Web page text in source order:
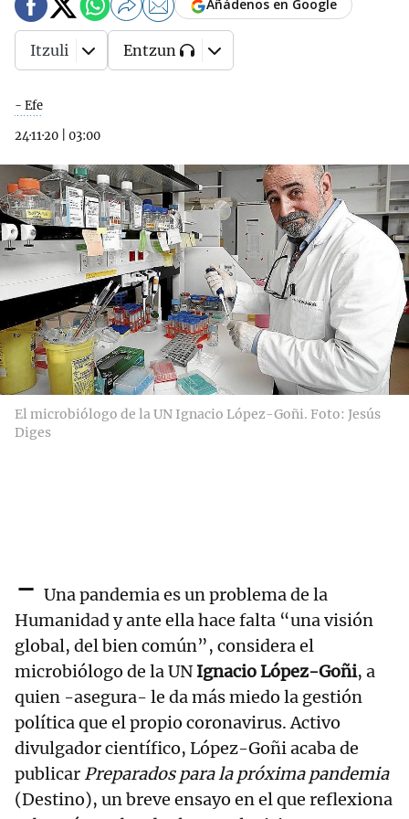
- Efe
24·11·20
03:00
Añádenos en Google
Itzuli Entzun
El microbiólogo de la UN Ignacio López-Goñi. Foto: Jesús
Diges
- Una pandemia es un problema de la
Humanidad y ante ella hace falta “una visión
global, del bien común”, considera el
microbiólogo de la UN Ignacio López-Goñi, a
quien -asegura- le da más miedo la gestión
política que el propio coronavirus. Activo
divulgador científico, López-Goñi acaba de
publicar Preparados para la próxima pandemia
(Destino), un breve ensayo en el que reflexiona